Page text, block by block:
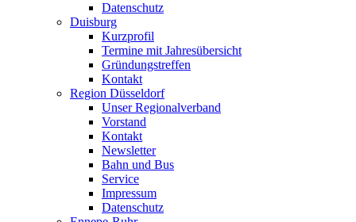
Datenschutz
Duisburg
Kurzprofil
Termine mit Jahresübersicht
Gründungstreffen
Kontakt
Region Düsseldorf
Unser Regionalverband
Vorstand
Kontakt
Newsletter
Bahn und Bus
Service
Impressum
Datenschutz